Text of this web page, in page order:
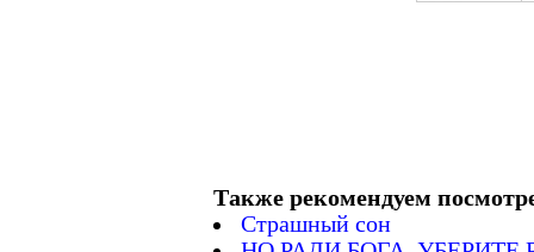
Также рекомендуем
Страшный сон